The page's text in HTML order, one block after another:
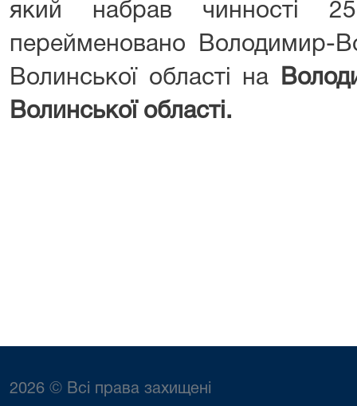
який набрав чинності
перейменовано Володимир-
Волинської області на
Волинської області.
2026 © Всі права захищені